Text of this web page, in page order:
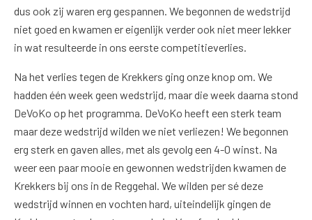
dus ook zij waren erg gespannen. We begonnen de wedstrijd
niet goed en kwamen er eigenlijk verder ook niet meer lekker
in wat resulteerde in ons eerste competitieverlies.
Na het verlies tegen de Krekkers ging onze knop om. We
hadden één week geen wedstrijd, maar die week daarna stond
DeVoKo op het programma. DeVoKo heeft een sterk team
maar deze wedstrijd wilden we niet verliezen! We begonnen
erg sterk en gaven alles, met als gevolg een 4-0 winst. Na
weer een paar mooie en gewonnen wedstrijden kwamen de
Krekkers bij ons in de Reggehal. We wilden per sé deze
wedstrijd winnen en vochten hard, uiteindelijk gingen de